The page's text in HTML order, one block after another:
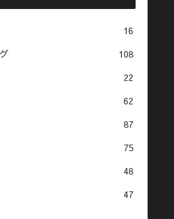
16
108
22
62
87
75
48
47